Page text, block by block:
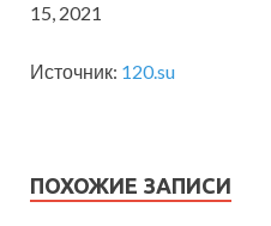
15, 2021
Источник: 120.su
ПОХОЖИЕ ЗАПИСИ